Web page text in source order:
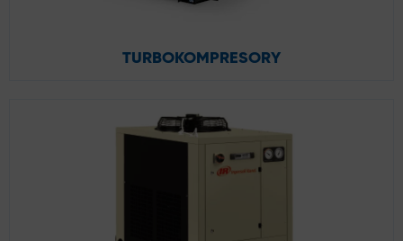
TURBOKOMPRESORY